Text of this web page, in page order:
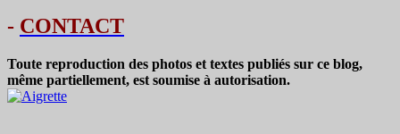
- CONTACT
Toute reproduction des photos et textes publiés sur ce blog,
même partiellement, est soumise à autorisation.